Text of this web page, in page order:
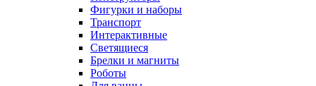
Фигурки и наборы
Транспорт
Интерактивные
Светящиеся
Брелки и магниты
Роботы